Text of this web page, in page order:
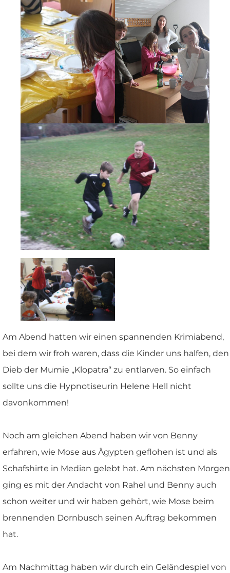
Am Abend hatten wir einen spannenden Krimiabend,
bei dem wir froh waren, dass die Kinder uns halfen, den
Dieb der Mumie „Klopatra“ zu entlarven. So einfach
sollte uns die Hypnotiseurin Helene Hell nicht
davonkommen!
Noch am gleichen Abend haben wir von Benny
erfahren, wie Mose aus Ägypten geflohen ist und als
Schafshirte in Median gelebt hat. Am nächsten Morgen
ging es mit der Andacht von Rahel und Benny auch
schon weiter und wir haben gehört, wie Mose beim
brennenden Dornbusch seinen Auftrag bekommen
hat.
Am Nachmittag haben wir durch ein Geländespiel von